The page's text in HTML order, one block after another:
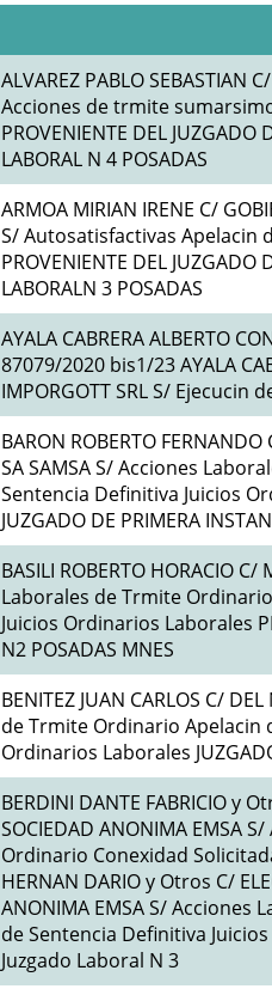
ALVAREZ PABLO SEBASTIAN
Acciones de trmite
PROVENIENTE DEL JUZGADO
LABORAL N 4 POSADAS
ARMOA MIRIAN IRENE C/
S/ Autosatisfactivas Apelacin
PROVENIENTE DEL JUZGADO
LABORALN 3 POSADAS
AYALA CABRERA ALBERTO
87079/2020 bis1/23 AYALA
IMPORGOTT SRL S/ Ejecucin
BARON ROBERTO FERNANDO
SA SAMSA S/ Acciones
Sentencia Definitiva Juicios
JUZGADO DE PRIMERA
BASILI ROBERTO HORACIO
Laborales de Trmite
Juicios Ordinarios Laborales
N2 POSADAS MNES
BENITEZ JUAN CARLOS C/
de Trmite Ordinario Apelacin
Ordinarios Laborales
BERDINI DANTE FABRICIO y
SOCIEDAD ANONIMA EMSA
Ordinario Conexidad
HERNAN DARIO y Otros C/
ANONIMA EMSA S/
de Sentencia Definitiva
Juzgado Laboral N 3